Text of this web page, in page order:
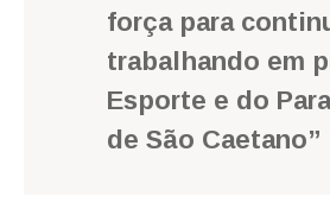
força para
trabalhando em
Esporte e do
de São Caetano”